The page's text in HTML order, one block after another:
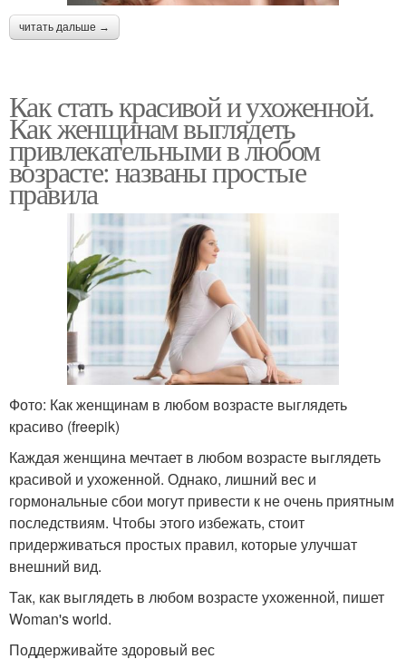
читать дальше →
Как стать красивой и ухоженной.
Как женщинам выглядеть
привлекательными в любом
возрасте: названы простые
правила
Фото: Как женщинам в любом возрасте выглядеть
красиво (freepik)
Каждая женщина мечтает в любом возрасте выглядеть
красивой и ухоженной. Однако, лишний вес и
гормональные сбои могут привести к не очень приятным
последствиям. Чтобы этого избежать, стоит
придерживаться простых правил, которые улучшат
внешний вид.
Так, как выглядеть в любом возрасте ухоженной, пишет
Woman's world.
Поддерживайте здоровый вес